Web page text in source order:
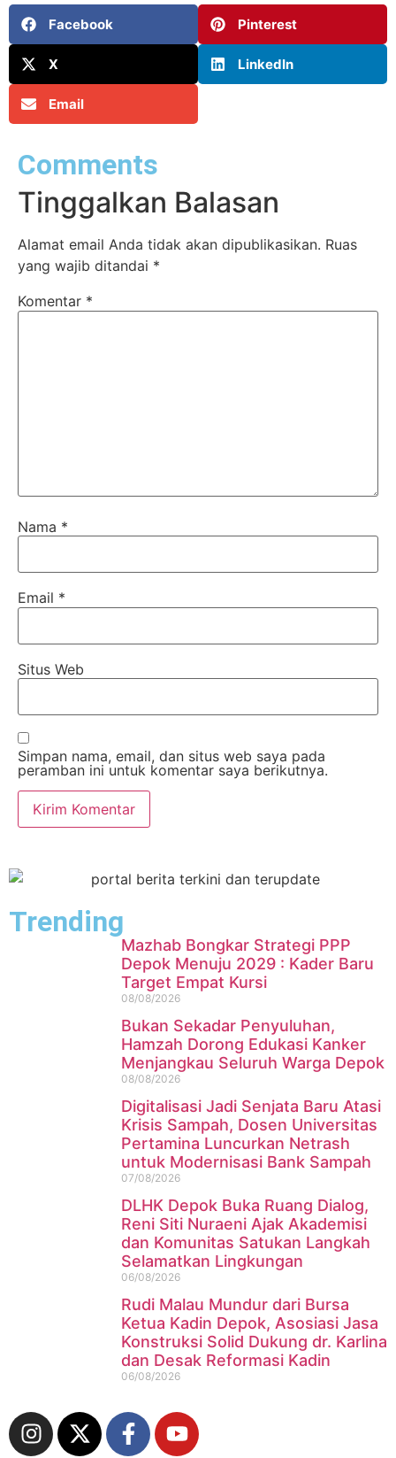
Facebook Pinterest
X LinkedIn
Email
Comments
Tinggalkan Balasan
Alamat email Anda tidak akan dipublikasikan. Ruas
yang wajib ditandai *
Komentar *
Nama *
Email *
Situs Web
Simpan nama, email, dan situs web saya pada
peramban ini untuk komentar saya berikutnya.
Trending
Mazhab Bongkar Strategi PPP
Depok Menuju 2029 : Kader Baru
Target Empat Kursi
08/08/2026
Bukan Sekadar Penyuluhan,
Hamzah Dorong Edukasi Kanker
Menjangkau Seluruh Warga Depok
08/08/2026
Digitalisasi Jadi Senjata Baru Atasi
Krisis Sampah, Dosen Universitas
Pertamina Luncurkan Netrash
untuk Modernisasi Bank Sampah
07/08/2026
DLHK Depok Buka Ruang Dialog,
Reni Siti Nuraeni Ajak Akademisi
dan Komunitas Satukan Langkah
Selamatkan Lingkungan
06/08/2026
Rudi Malau Mundur dari Bursa
Ketua Kadin Depok, Asosiasi Jasa
Konstruksi Solid Dukung dr. Karlina
dan Desak Reformasi Kadin
06/08/2026